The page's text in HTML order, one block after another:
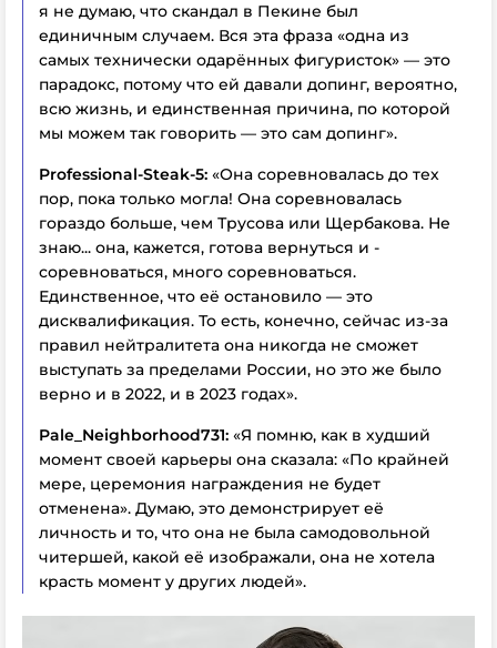
я не думаю, что скандал в Пекине был
единичным случаем. Вся эта фраза «одна из
самых технически одарённых фигуристок» — это
парадокс, потому что ей давали допинг, вероятно,
всю жизнь, и единственная причина, по которой
мы можем так говорить — это сам допинг».
Professional-Steak-5: «Она соревновалась до тех
пор, пока только могла! Она соревновалась
гораздо больше, чем Трусова или Щербакова. Не
знаю... она, кажется, готова вернуться и -
соревноваться, много соревноваться.
Единственное, что её остановило — это
дисквалификация. То есть, конечно, сейчас из-за
правил нейтралитета она никогда не сможет
выступать за пределами России, но это же было
верно и в 2022, и в 2023 годах».
Pale_Neighborhood731: «Я помню, как в худший
момент своей карьеры она сказала: «По крайней
мере, церемония награждения не будет
отменена». Думаю, это демонстрирует её
личность и то, что она не была самодовольной
читершей, какой её изображали, она не хотела
красть момент у других людей».